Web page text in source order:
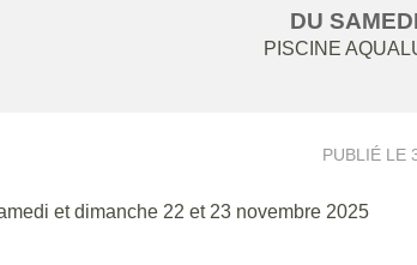
DU SAMEDI
PISCINE
PUBLIÉ LE
et dimanche 22 et 23 novembre 2025